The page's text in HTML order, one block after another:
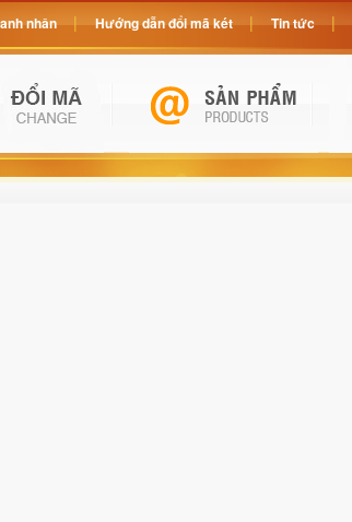
nhân Hướng dẫn đổi mã két Tin tức